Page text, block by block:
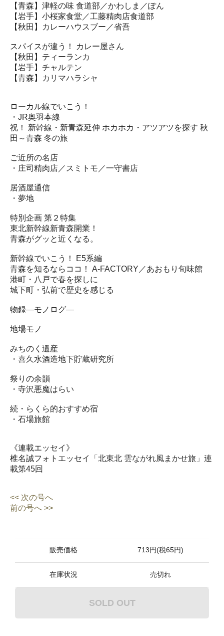
【青森】津軽の味 食道部／かわしま／ぽん
【岩手】小桜家食堂／工藤精肉店食道部
【秋田】カレーハウスブー／省吾
スパイスが違う！ カレー屋さん
【秋田】ティーランカ
【岩手】チャルテン
【青森】カリマハラシャ
ローカル線でいこう！
・JR奥羽本線
祝！ 新幹線・新青森延伸 ホカホカ・アツアツを探す 秋
田～青森 冬の旅
ご近所の名店
・庄司精肉店／スミトモ／一守書店
居酒屋通信
・夢地
特別企画 第２特集
東北新幹線新青森開業！
青森がグッと近くなる。
新幹線でいこう！ E5系編
青森を知るならココ！ A-FACTORY／あおもり旬味館
港町・八戸で春を探しに
城下町・弘前で歴史を感じる
物録―モノログ―
地場モノ
みちのく遺産
・喜久水酒造地下貯蔵研究所
祭りの余韻
・寺沢悪魔はらい
続・らくら的おすすめ宿
・石場旅館
《連載エッセイ》
椎名誠フォトエッセイ「北東北 雲ながれ風まかせ旅」連
載第45回
<< 次の号へ
前の号へ >>
販売価格 713円(税65円)
在庫状況 売切れ
SOLD OUT